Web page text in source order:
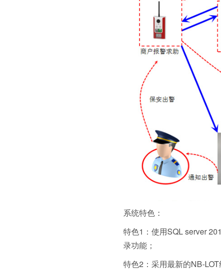
系统特色：
特色1：使用SQL server
录功能；
特色2：采用最新的NB-